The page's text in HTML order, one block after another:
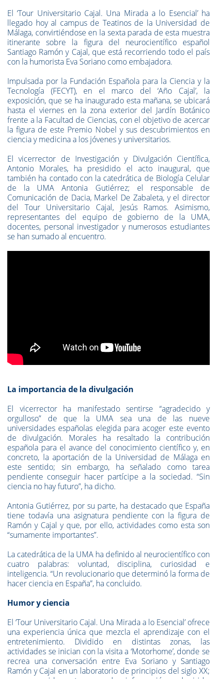
El ‘Tour Universitario Cajal. Una Mirada a lo Esencial’ ha
llegado hoy al campus de Teatinos de la Universidad de
Málaga, convirtiéndose en la sexta parada de esta muestra
itinerante sobre la figura del neurocientífico español
Santiago Ramón y Cajal, que está recorriendo todo el país
con la humorista Eva Soriano como embajadora.
Impulsada por la Fundación Española para la Ciencia y la
Tecnología (FECYT), en el marco del ‘Año Cajal’, la
exposición, que se ha inaugurado esta mañana, se ubicará
hasta el viernes en la zona exterior del Jardín Botánico
frente a la Facultad de Ciencias, con el objetivo de acercar
la figura de este Premio Nobel y sus descubrimientos en
ciencia y medicina a los jóvenes y universitarios.
El vicerrector de Investigación y Divulgación Científica,
Antonio Morales, ha presidido el acto inaugural, que
también ha contado con la catedrática de Biología Celular
de la UMA Antonia Gutiérrez; el responsable de
Comunicación de Dacia, Markel De Zabaleta, y el director
del Tour Universitario Cajal, Jesús Ramos. Asimismo,
representantes del equipo de gobierno de la UMA,
docentes, personal investigador y numerosos estudiantes
se han sumado al encuentro.
La importancia de la divulgación
El vicerrector ha manifestado sentirse “agradecido y
orgulloso” de que la UMA sea una de las nueve
universidades españolas elegida para acoger este evento
de divulgación. Morales ha resaltado la contribución
española para el avance del conocimiento científico y, en
concreto, la aportación de la Universidad de Málaga en
este sentido; sin embargo, ha señalado como tarea
pendiente conseguir hacer partícipe a la sociedad. “Sin
ciencia no hay futuro”, ha dicho.
Antonia Gutiérrez, por su parte, ha destacado que España
tiene todavía una asignatura pendiente con la figura de
Ramón y Cajal y que, por ello, actividades como esta son
“sumamente importantes”.
La catedrática de la UMA ha definido al neurocientífico con
cuatro palabras: voluntad, disciplina, curiosidad e
inteligencia. “Un revolucionario que determinó la forma de
hacer ciencia en España”, ha concluido.
Humor y ciencia
El ‘Tour Universitario Cajal. Una Mirada a lo Esencial’ ofrece
una experiencia única que mezcla el aprendizaje con el
entretenimiento. Dividido en distintas zonas, las
actividades se inician con la visita a ‘Motorhome’, donde se
recrea una conversación entre Eva Soriano y Santiago
Ramón y Cajal en un laboratorio de principios del siglo XX;